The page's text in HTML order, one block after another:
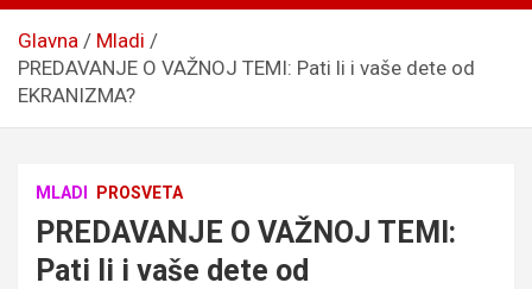
Glavna
Mladi
PREDAVANJE O VAŽNOJ TEMI: Pati li i vaše dete od
EKRANIZMA?
MLADI PROSVETA
PREDAVANJE O VAŽNOJ TEMI:
Pati li i vaše dete od